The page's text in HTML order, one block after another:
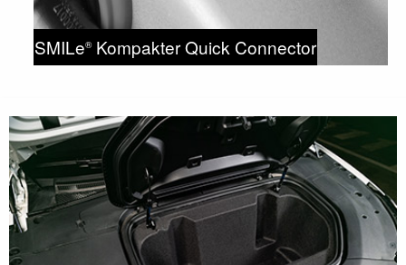
SMILe®Kompakter Quick Connector